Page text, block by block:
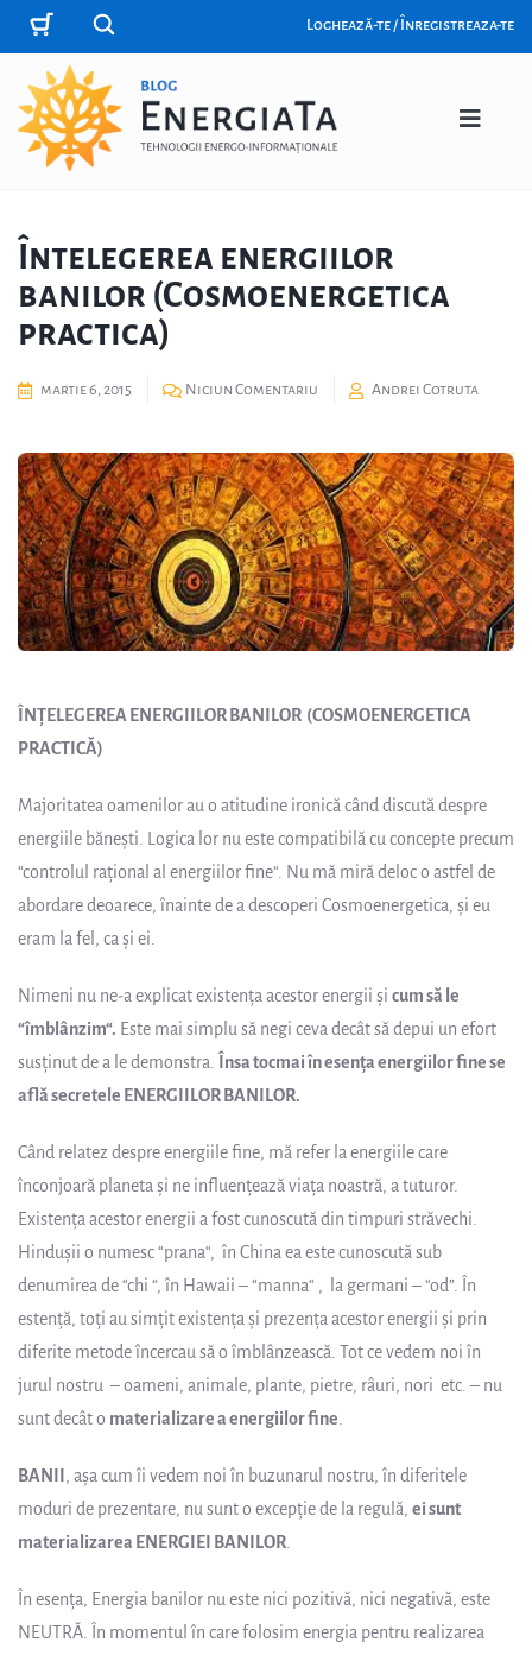
Loghează-te / Înregistreaza-te
Întelegerea energiilor
banilor (Cosmoenergetica
practica)
martie 6, 2015 Niciun Comentariu Andrei Cotruta
ÎNŢELEGEREA ENERGIILOR BANILOR (COSMOENERGETICA
PRACTICĂ)
Majoritatea oamenilor au o atitudine ironică când discută despre
energiile băneşti. Logica lor nu este compatibilă cu concepte precum
“controlul raţional al energiilor fine“. Nu mă miră deloc o astfel de
abordare deoarece, înainte de a descoperi Cosmoenergetica, şi eu
eram la fel, ca şi ei.
Nimeni nu ne-a explicat existenţa acestor energii şi cum să le
“îmblânzim“. Este mai simplu să negi ceva decât să depui un efort
susţinut de a le demonstra.
Însa tocmai în esenţa energiilor fine se
află secretele ENERGIILOR BANILOR.
Când relatez despre energiile fine, mă refer la energiile care
înconjoară planeta şi ne influenţează viaţa noastră, a tuturor.
Existenţa acestor energii a fost cunoscută din timpuri străvechi.
Hinduşii o numesc “prana“, în China ea este cunoscută sub
denumirea de “chi “, în Hawaii – “manna“ , la germani – “od”. În
estenţă, toţi au simţit existenţa şi prezenţa acestor energii şi prin
diferite metode încercau să o îmblânzească. Tot ce vedem noi în
jurul nostru – oameni, animale, plante, pietre, râuri, nori etc. – nu
sunt decât o materializare a energiilor fine.
BANII , aşa cum îi vedem noi în buzunarul nostru, în diferitele
moduri de prezentare, nu sunt o excepţie de la regulă, ei sunt
materializarea ENERGIEI BANILOR.
În esenţa, Energia banilor nu este nici pozitivă, nici negativă, este
NEUTRĂ. În momentul în care folosim energia pentru realizarea